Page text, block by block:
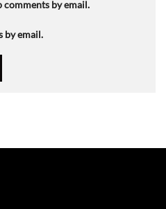
by email.
by email.